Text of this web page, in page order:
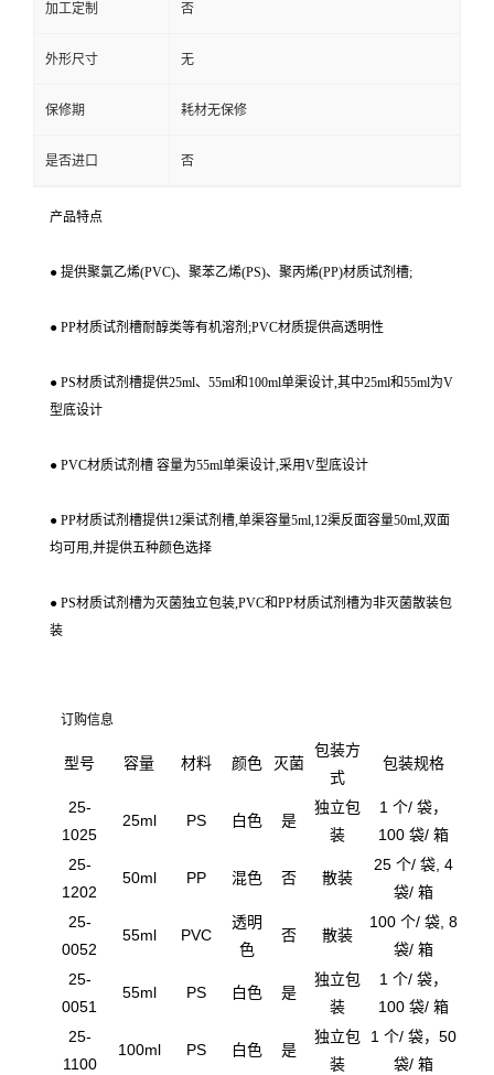
加工定制 否
外形尺寸 无
保修期 耗材无保修
是否进口 否
产品特点
● 提供聚氯乙烯(PVC)、聚苯乙烯(PS)、聚丙烯(PP)材质试剂槽;
● PP材质试剂槽耐醇类等有机溶剂;PVC材质提供高透明性
● PS材质试剂槽提供25ml、55ml和100ml单渠设计,其中25ml和55ml为V
型底设计
● PVC材质试剂槽 容量为55ml单渠设计,采用V型底设计
● PP材质试剂槽提供12渠试剂槽,单渠容量5ml,12渠反面容量50ml,双面
均可用,并提供五种颜色选择
● PS材质试剂槽为灭菌独立包装,PVC和PP材质试剂槽为非灭菌散装包
装
订购信息
型号 容量 材料 颜色 灭菌
包装方
式
包装规格
25-
1025
25ml PS 白色 是
独立包
装
1 个/ 袋，
100 袋/ 箱
25-
1202
50ml PP 混色 否 散装
25 个/ 袋, 4
袋/ 箱
25-
0052
55ml PVC
透明
色
否 散装
100 个/ 袋, 8
袋/ 箱
25-
0051
55ml PS 白色 是
独立包
装
1 个/ 袋，
100 袋/ 箱
25-
1100
100ml PS 白色 是
独立包
装
1 个/ 袋，50
袋/ 箱